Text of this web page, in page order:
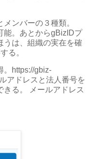
ンバーの３種類。
能。あとからgBizIDプ
うは、組織の実在を確
る。
。https://gbiz-
アドレスと法人番号を
きる。 メールアドレス